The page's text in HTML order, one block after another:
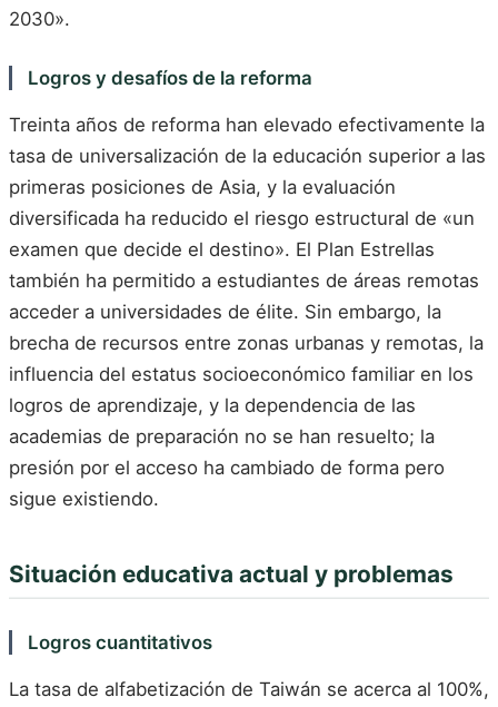
2030».
Logros y desafíos de la reforma
Treinta años de reforma han elevado efectivamente la
tasa de universalización de la educación superior a las
primeras posiciones de Asia, y la evaluación
diversificada ha reducido el riesgo estructural de «un
examen que decide el destino». El Plan Estrellas
también ha permitido a estudiantes de áreas remotas
acceder a universidades de élite. Sin embargo, la
brecha de recursos entre zonas urbanas y remotas, la
influencia del estatus socioeconómico familiar en los
logros de aprendizaje, y la dependencia de las
academias de preparación no se han resuelto; la
presión por el acceso ha cambiado de forma pero
sigue existiendo.
Situación educativa actual y problemas
Logros cuantitativos
La tasa de alfabetización de Taiwán se acerca al 100%,